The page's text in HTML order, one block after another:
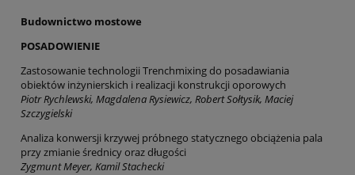
Budownictwo mostowe
POSADOWIENIE
Zastosowanie technologii Trenchmixing do posadawiania
obiektów inżynierskich i realizacji konstrukcji oporowych
Piotr Rychlewski, Magdalena Rysiewicz, Robert Sołtysik, Maciej
Szczygielski
Analiza konwersji krzywej próbnego statycznego obciążenia pala
przy zmianie średnicy oraz długości
Zygmunt Meyer, Kamil Stachecki